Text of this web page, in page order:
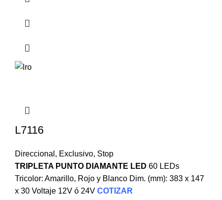
L7116
Direccional , Exclusivo, Stop
TRIPLETA PUNTO DIAMANTE LED 60 LEDs
Tricolor: Amarillo, Rojo y Blanco Dim. (mm): 383 x 147
x 30 Voltaje 12V ó 24V COTIZAR